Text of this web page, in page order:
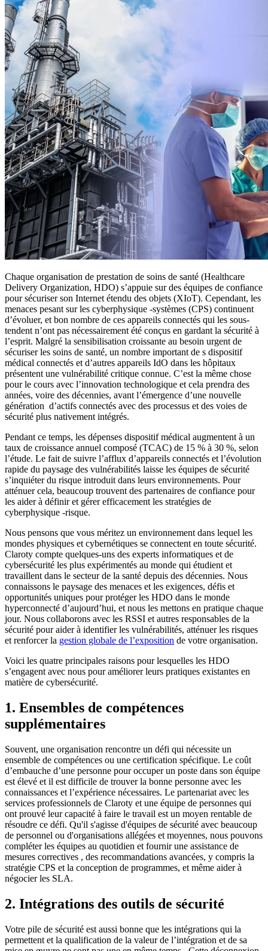
Chaque organisation de prestation de soins de santé (Healthcare
Delivery Organization, HDO) s’appuie sur des équipes de confiance
pour sécuriser son Internet étendu des objets (XIoT). Cependant, les
menaces pesant sur les cyberphysique -systèmes (CPS) continuent
d’évoluer, et bon nombre de ces appareils connectés qui les sous-
tendent n’ont pas nécessairement été conçus en gardant la sécurité à
l’esprit. Malgré la sensibilisation croissante au besoin urgent de
sécuriser les soins de santé, un nombre important de s dispositif
médical connectés et d’autres appareils IdO dans les hôpitaux
présentent une vulnérabilité critique connue. C’est la même chose
pour le cours avec l’innovation technologique et cela prendra des
années, voire des décennies, avant l’émergence d’une nouvelle
génération d’actifs connectés avec des processus et des voies de
sécurité plus nativement intégrés.
Pendant ce temps, les dépenses dispositif médical augmentent à un
taux de croissance annuel composé (TCAC) de 15 % à 30 %, selon
l’étude. Le fait de suivre l’afflux d’appareils connectés et l’évolution
rapide du paysage des vulnérabilités laisse les équipes de sécurité
s’inquiéter du risque introduit dans leurs environnements. Pour
atténuer cela, beaucoup trouvent des partenaires de confiance pour
les aider à définir et gérer efficacement les stratégies de
cyberphysique -risque.
Nous pensons que vous méritez un environnement dans lequel les
mondes physiques et cybernétiques se connectent en toute sécurité.
Claroty compte quelques-uns des experts informatiques et de
cybersécurité les plus expérimentés au monde qui étudient et
travaillent dans le secteur de la santé depuis des décennies. Nous
connaissons le paysage des menaces et les exigences, défis et
opportunités uniques pour protéger les HDO dans le monde
hyperconnecté d’aujourd’hui, et nous les mettons en pratique chaque
jour. Nous collaborons avec les RSSI et autres responsables de la
sécurité pour aider à identifier les vulnérabilités, atténuer les risques
et renforcer la gestion globale de l’exposition de votre organisation.
Voici les quatre principales raisons pour lesquelles les HDO
s’engagent avec nous pour améliorer leurs pratiques existantes en
matière de cybersécurité.
1. Ensembles de compétences
supplémentaires
Souvent, une organisation rencontre un défi qui nécessite un
ensemble de compétences ou une certification spécifique. Le coût
d’embauche d’une personne pour occuper un poste dans son équipe
est élevé et il est difficile de trouver la bonne personne avec les
connaissances et l’expérience nécessaires. Le partenariat avec les
services professionnels de Claroty et une équipe de personnes qui
ont prouvé leur capacité à faire le travail est un moyen rentable de
résoudre ce défi. Qu'il s'agisse d'équipes de sécurité avec beaucoup
de personnel ou d'organisations allégées et moyennes, nous pouvons
compléter les équipes au quotidien et fournir une assistance de
mesures correctives , des recommandations avancées, y compris la
stratégie CPS et la conception de programmes, et même aider à
négocier les SLA.
2. Intégrations des outils de sécurité
Votre pile de sécurité est aussi bonne que les intégrations qui la
permettent et la qualification de la valeur de l’intégration et de sa